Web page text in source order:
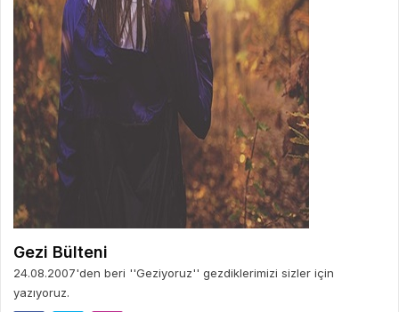
Gezi Bülteni
24.08.2007'den beri ''Geziyoruz'' gezdiklerimizi sizler için
yazıyoruz.